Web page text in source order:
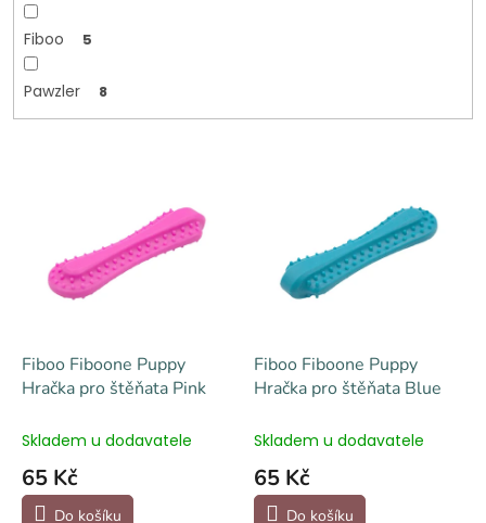
Fiboo 5
Pawzler 8
Fiboo Fiboone Puppy
Hračka pro štěňata Pink
Skladem u dodavatele
65 Kč
Do košíku
Fiboo Fiboone Puppy
Hračka pro štěňata Blue
Skladem u dodavatele
65 Kč
Do košíku